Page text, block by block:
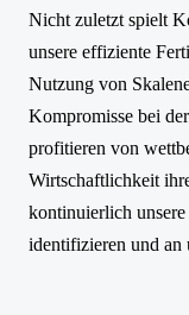
Nicht zuletzt spielt
unsere effiziente
Nutzung von
Kompromisse bei
profitieren von
Wirtschaftlichkeit
kontinuierlich
identifizieren und an